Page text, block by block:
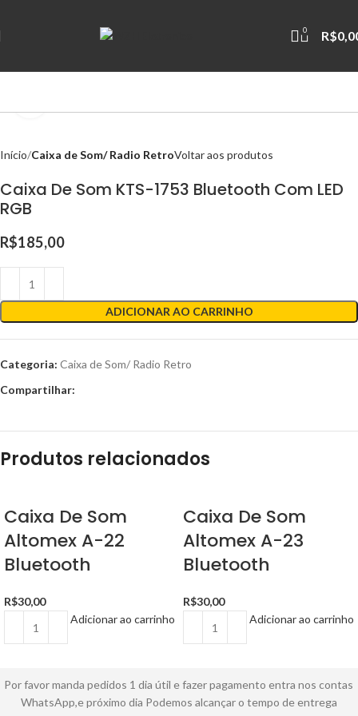
0 R$
Início Caixa de Som/ Radio RetroVoltar aos produtos
Caixa De Som KTS-1753 Bluetooth Com LED
RGB
R$185,00
ADICIONAR AO CARRINHO
Categoria: Caixa de Som/ Radio Retro
Compartilhar:
Produtos relacionados
Caixa De Som
Altomex A-22
Bluetooth
R$30,00
Adicionar ao carrinho
Caixa De Som
Altomex A-23
Bluetooth
R$30,00
Adicionar ao carrinho
Por favor manda pedidos 1 dia útil e fazer pagamento entra nos contas
WhatsApp,e próximo dia Podemos alcançar o tempo de entrega